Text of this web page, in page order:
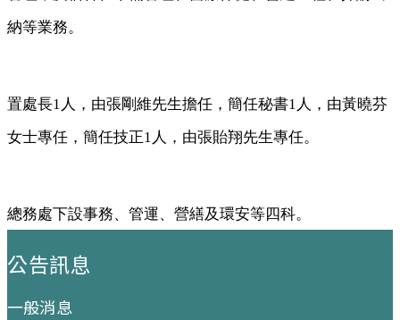
納等業務。
置處長1人，由張剛維先生擔任，簡任秘書1人，由黃曉芬
女士專任，簡任技正1人，由張貽翔先生專任。
總務處下設事務、管運、營繕及環安等四科。
公告訊息
一般消息